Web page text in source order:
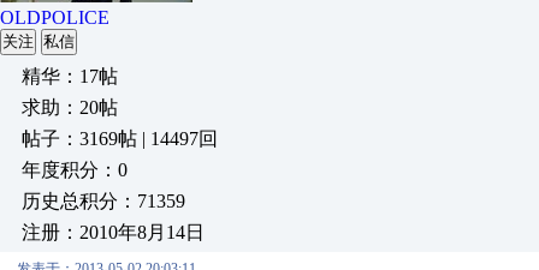
OLDPOLICE
关注 私信
精华：17帖
求助：20帖
帖子：3169帖 | 14497回
年度积分：0
历史总积分：71359
注册：2010年8月14日